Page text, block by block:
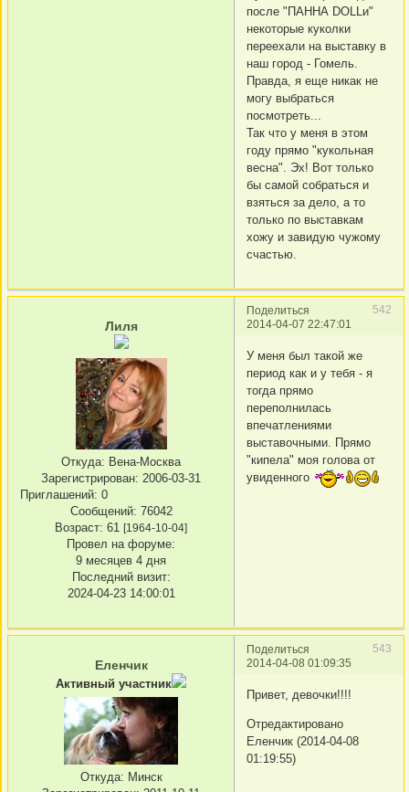
после "ПАННА DOLLи"
некоторые куколки
переехали на выставку в
наш город - Гомель.
Правда, я еще никак не
могу выбраться
посмотреть...
Так что у меня в этом
году прямо "кукольная
весна". Эх! Вот только
бы самой собраться и
взяться за дело, а то
только по выставкам
хожу и завидую чужому
счастью.
Поделиться
542
2014-04-07 22:47:01
Лиля
Откуда: Вена-Москва
Зарегистрирован: 2006-03-31
Приглашений: 0
Сообщений: 76042
Возраст: 61 [1964-10-04]
Провел на форуме:
9 месяцев 4 дня
Последний визит:
2024-04-23 14:00:01
У меня был такой же
период как и у тебя - я
тогда прямо
переполнилась
впечатлениями
выставочными. Прямо
"кипела" моя голова от
увиденного
Поделиться
543
2014-04-08 01:09:35
Еленчик
Активный участник
Откуда: Минск
Привет, девочки!!!!
Отредактировано
Еленчик (2014-04-08
01:19:55)